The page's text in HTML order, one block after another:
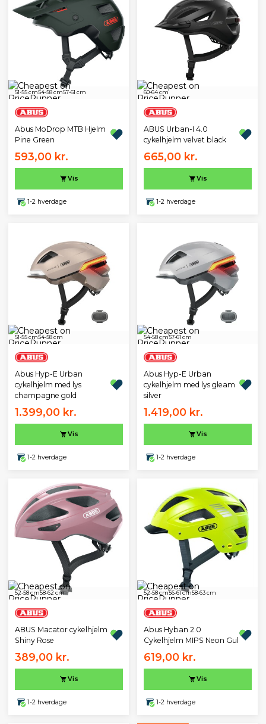
51-55 cm54-58 cm57-61 cm
Abus MoDrop MTB Hjelm
Pine Green
593,00 kr.
Vis
1-2 hverdage
60-64 cm
ABUS Urban-I 4.0
cykelhjelm velvet black
665,00 kr.
Vis
1-2 hverdage
51-55 cm54-58 cm
Abus Hyp-E Urban
cykelhjelm med lys
champagne gold
1.399,00 kr.
Vis
1-2 hverdage
54-58 cm57-61 cm
Abus Hyp-E Urban
cykelhjelm med lys gleam
silver
1.419,00 kr.
Vis
1-2 hverdage
52-58 cm58-62 cm
ABUS Macator cykelhjelm
Shiny Rose
389,00 kr.
Vis
1-2 hverdage
52-58 cm56-61 cm58-63 cm
Abus Hyban 2.0
Cykelhjelm MIPS Neon Gul
619,00 kr.
Vis
1-2 hverdage